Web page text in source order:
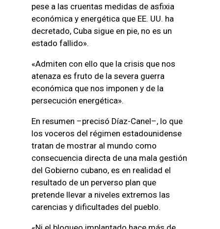
pese a las cruentas medidas de asfixia
económica y energética que EE. UU. ha
decretado, Cuba sigue en pie, no es un
estado fallido».
«Admiten con ello que la crisis que nos
atenaza es fruto de la severa guerra
económica que nos imponen y de la
persecución energética».
En resumen –precisó Díaz-Canel–, lo que
los voceros del régimen estadounidense
tratan de mostrar al mundo como
consecuencia directa de una mala gestión
del Gobierno cubano, es en realidad el
resultado de un perverso plan que
pretende llevar a niveles extremos las
carencias y dificultades del pueblo.